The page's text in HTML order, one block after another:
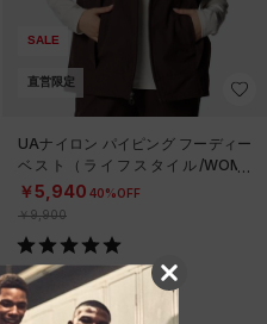
SALE
直営限定
UAナイロン パイピング フーディー
ベスト（ライフスタイル/WOME
N）
￥5,940 40%OFF
￥9,900